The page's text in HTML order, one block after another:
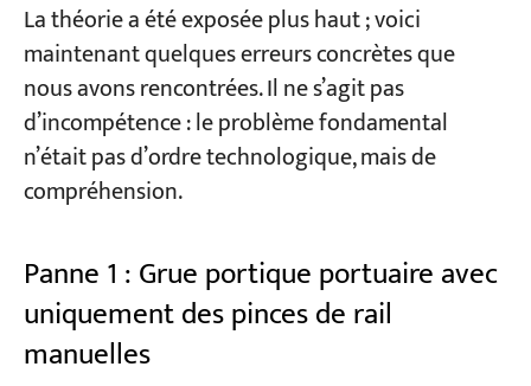
La théorie a été exposée plus haut ; voici
maintenant quelques erreurs concrètes que
nous avons rencontrées. Il ne s’agit pas
d’incompétence : le problème fondamental
n’était pas d’ordre technologique, mais de
compréhension.
Panne 1 : Grue portique portuaire avec
uniquement des pinces de rail
manuelles